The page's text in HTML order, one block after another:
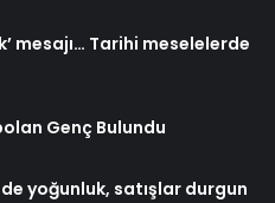
mesajı… Tarihi meselelerde
Genç Bulundu
yoğunluk, satışlar durgun